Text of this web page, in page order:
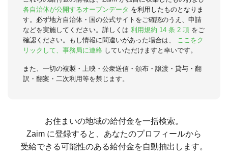
各自治体が公開するオープンデータ を利用したものとなりま
す。必ず地方自治体・国の公式サイトをご確認のうえ、申請
などを実施してください。詳しくは 利用規約 14 条 2 項 をご
確認ください。もし情報に間違いがあった場合は、
ここをク
リックして、事務局に連絡 していただけますと幸いです。
また、一切の複製・上映・公衆送信・頒布・譲渡・貸与・翻
訳・翻案・二次利用等を禁じます。
お住まいの地域の給付金を一括検索。
Zaim に登録すると、あなたのプロフィールから
受給できる可能性のある給付金を自動抽出します。